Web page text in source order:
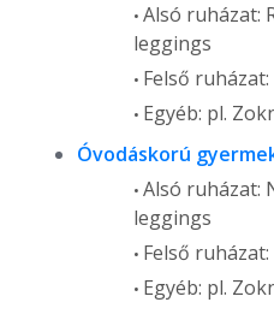
Alsó ruházat:
leggings
Felső
Egyéb: pl.
Óvodáskorú
Alsó ruházat:
leggings
Felső
Egyéb: pl.